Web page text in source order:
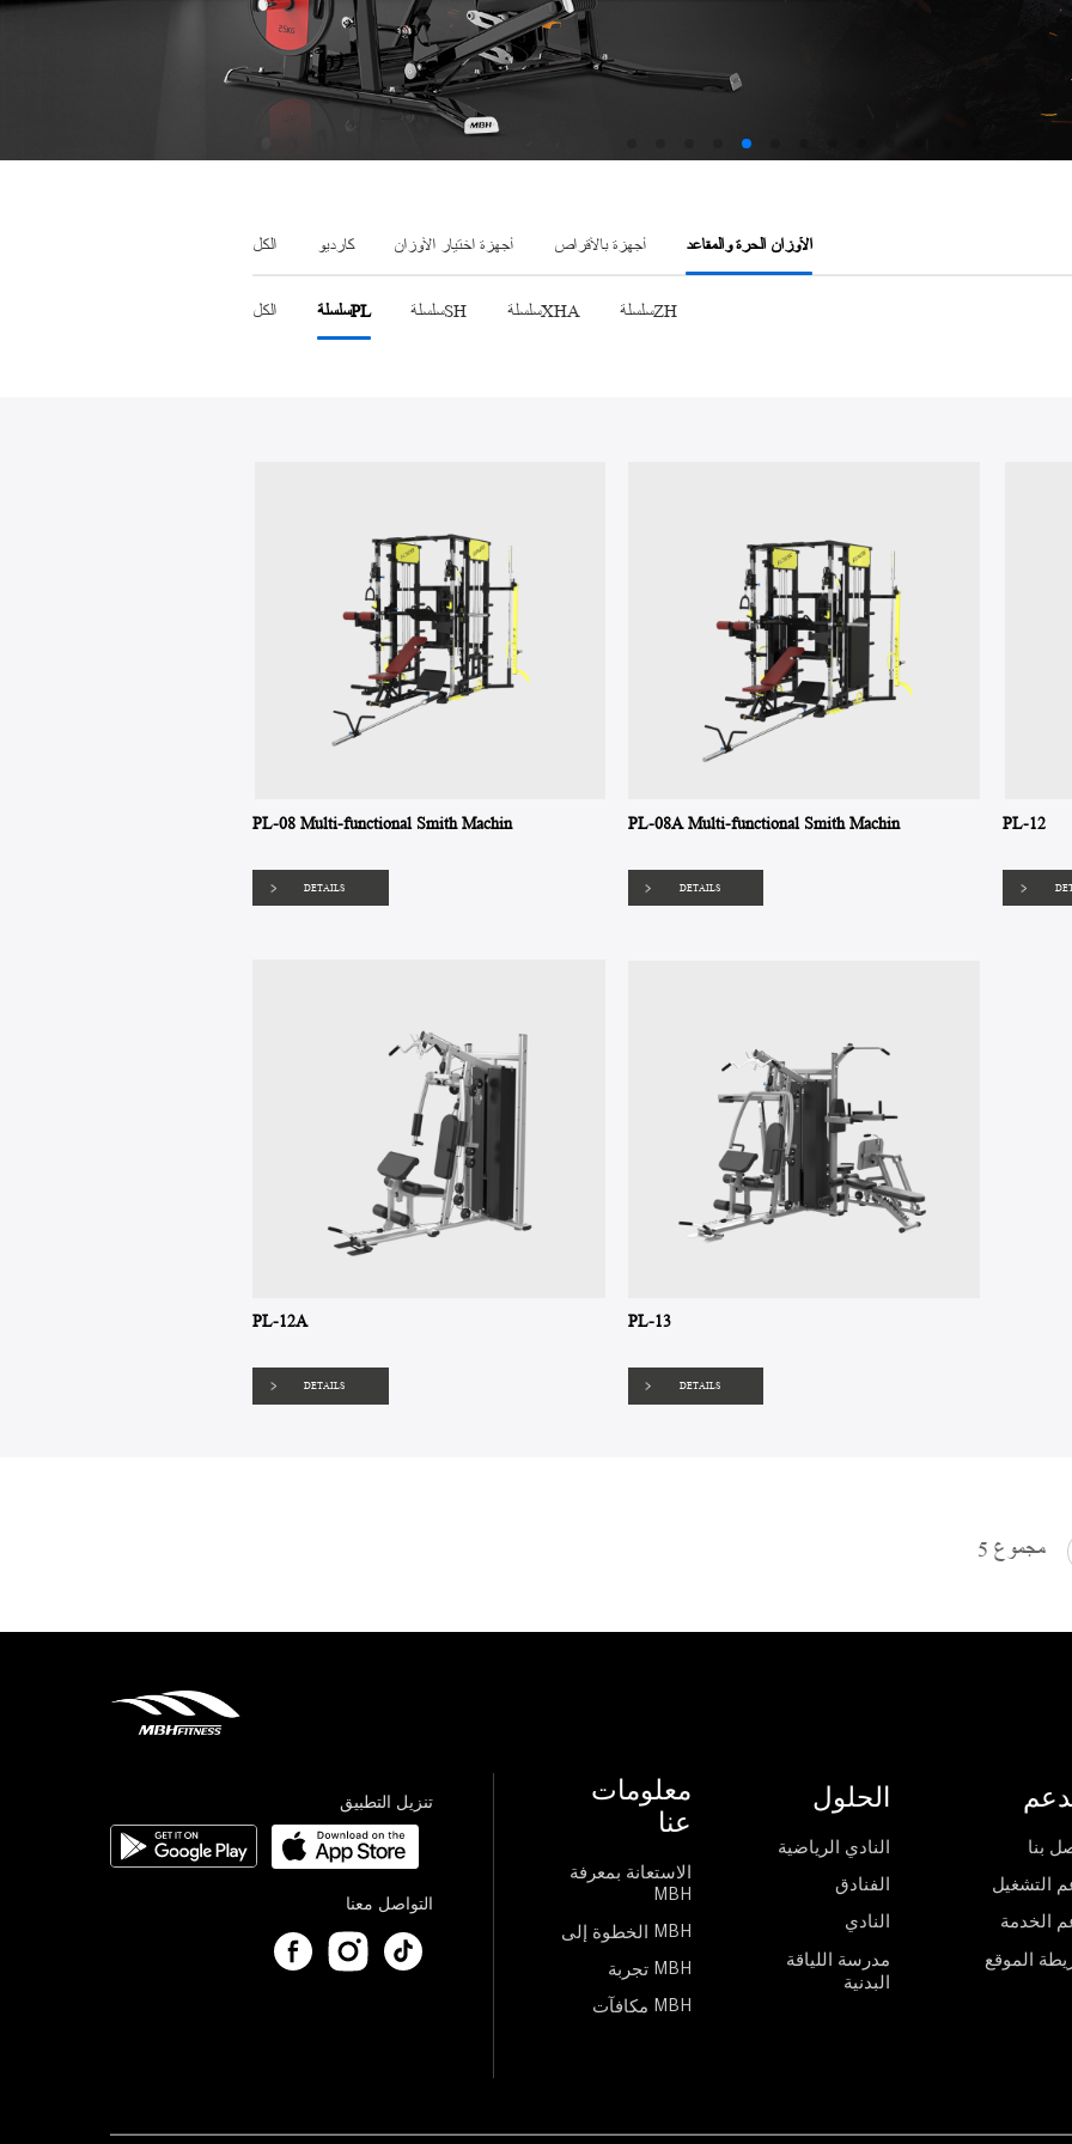
جهاز الجري
الكل كارديو أجهزة اختيار الأوزان أجهزة بالأقراص الأوزان الحرة والمقاعد
الكل سلسلةPL سلسلةSH سلسلةXHA سلسلةZH
PL-08 Multi-functional Smith Machin
DETAILS
PL-08A Multi-functional Smith Machin
DETAILS
PL-12
PL-12A
DETAILS
PL-13
DETAILS
مجموع 5
تنزيل التطبيق
التواصل معنا
معلومات
عنا
الاستعانة بمعرفة
MBH
الخطوة إلى MBH
تجربة MBH
مكافآت MBH
الحلول
النادي الرياضية
الفنادق
النادي
مدرسة اللياقة
البدنية
بنا
التشغيل
الخدمة
الموقع